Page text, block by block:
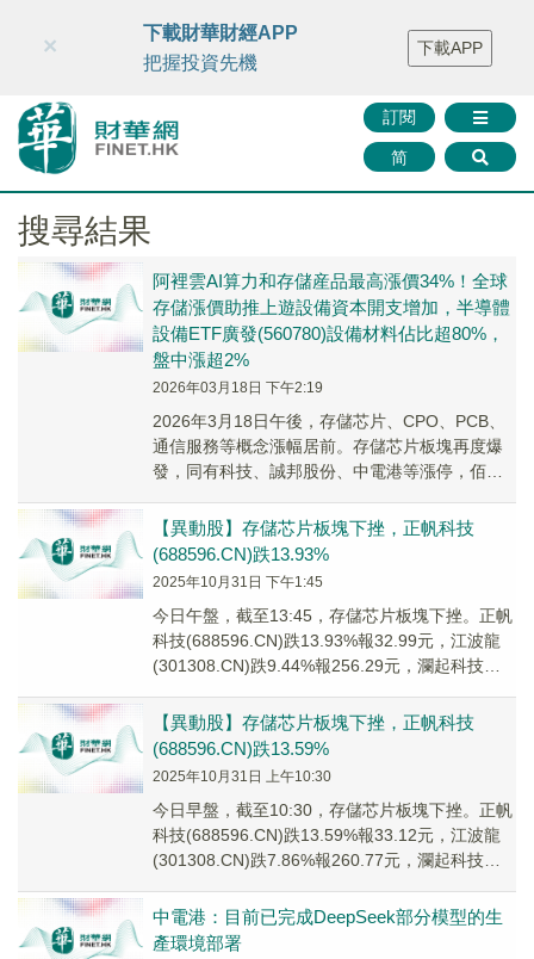
財華智庫網 FINTV FINMETA 財華證券 媒體矩陣
智庫沙龍
聯絡我們
訂閱
简
×
下載財華財經APP
把握投資先機
下載APP
搜尋結果
阿裡雲AI算力和存儲産品最高漲價34%！全球
存儲漲價助推上遊設備資本開支增加，半導體
設備ETF廣發(560780)設備材料佔比超80%，
盤中漲超2%
2026年03月18日 下午2:19
2026年3月18日午後，存儲芯片、CPO、PCB、
通信服務等概念漲幅居前。存儲芯片板塊再度爆
發，同有科技、誠邦股份、中電港等漲停，佰維
【異動股】存儲芯片板塊下挫，正帆科技
(688596.CN)跌13.93%
2025年10月31日 下午1:45
今日午盤，截至13:45，存儲芯片板塊下挫。正帆
科技(688596.CN)跌13.93%報32.99元，江波龍
(301308.CN)跌9.44%報256.29元，瀾起科技
【異動股】存儲芯片板塊下挫，正帆科技
(688596.CN)跌13.59%
2025年10月31日 上午10:30
今日早盤，截至10:30，存儲芯片板塊下挫。正帆
科技(688596.CN)跌13.59%報33.12元，江波龍
(301308.CN)跌7.86%報260.77元，瀾起科技
中電港：目前已完成DeepSeek部分模型的生
產環境部署